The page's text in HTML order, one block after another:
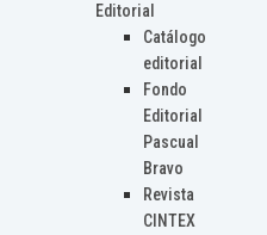
Editorial
Catálogo
editorial
Fondo
Editorial
Pascual
Bravo
Revista
CINTEX